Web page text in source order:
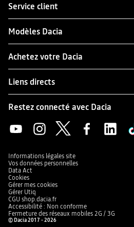
Service client
Modèles Dacia
Achetez votre Dacia
Liens directs
Restez connecté avec Dacia
Informations légales site
Vos données personnelles
Data Act
Cookies
Gérer mes cookies
Gérer Utiq
CGU shop.dacia.fr
Accessibilité : Non conforme
Fermeture des réseaux mobiles 2G / 3G
© Dacia 2017 - 2026